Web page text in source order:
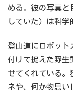
める。彼の写真と
していた）は科学
登山道にロボット
付けて捉えた野
せてくれている。
ネや、何か物思い